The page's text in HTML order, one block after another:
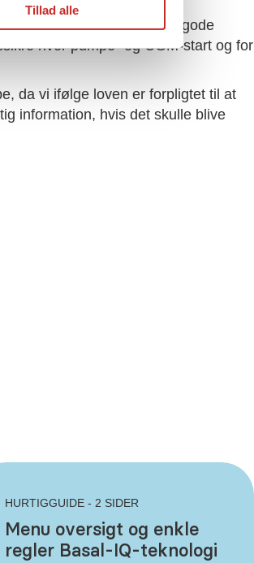
Tillad alle
er rigtig gode
hver pumpe- og CGM-start og for
da vi ifølge loven er forpligtet til at
information, hvis det skulle blive
HURTIGGUIDE - 2 SIDER
Menu oversigt og enkle
regler Basal-IQ-teknologi